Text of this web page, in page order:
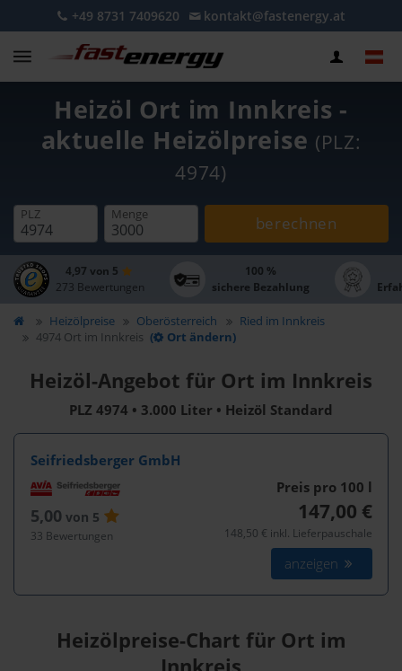
+49 8731 7409620 kontakt@fastenergy.at
Heizöl Ort im Innkreis -
aktuelle Heizölpreise (PLZ:
4974)
PLZ Menge berechnen
4,97 von 5
273 Bewertungen
100 %
sichere Bezahlung
Heizölpreise Oberösterreich
Ried im Innkreis
4974 Ort im Innkreis ( Ort ändern)
Heizöl-Angebot für Ort im Innkreis
PLZ 4974 • 3.000 Liter • Heizöl Standard
Seifriedsberger GmbH
5,00 von 5
33 Bewertungen
Preis pro 100 l
147,00 €
148,50 € inkl. Lieferpauschale
anzeigen
Heizölpreise-Chart für Ort im